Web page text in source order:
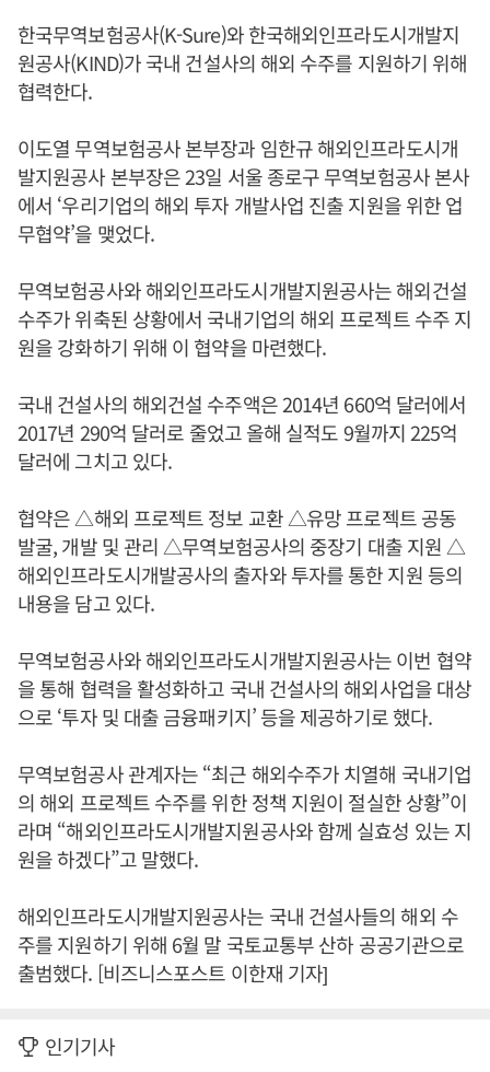
한국무역보험공사(K-Sure)와 한국해외인프라도시개발지
원공사(KIND)가 국내 건설사의 해외 수주를 지원하기 위해
협력한다.
이도열 무역보험공사 본부장과 임한규 해외인프라도시개
발지원공사 본부장은 23일 서울 종로구 무역보험공사 본사
에서 ‘우리기업의 해외 투자 개발사업 진출 지원을 위한 업
무협약’을 맺었다.
무역보험공사와 해외인프라도시개발지원공사는 해외건설
수주가 위축된 상황에서 국내기업의 해외 프로젝트 수주 지
원을 강화하기 위해 이 협약을 마련했다.
국내 건설사의 해외건설 수주액은 2014년 660억 달러에서
2017년 290억 달러로 줄었고 올해 실적도 9월까지 225억
달러에 그치고 있다.
협약은 △해외 프로젝트 정보 교환 △유망 프로젝트 공동
발굴, 개발 및 관리 △무역보험공사의 중장기 대출 지원 △
해외인프라도시개발공사의 출자와 투자를 통한 지원 등의
내용을 담고 있다.
무역보험공사와 해외인프라도시개발지원공사는 이번 협약
을 통해 협력을 활성화하고 국내 건설사의 해외사업을 대상
으로 ‘투자 및 대출 금융패키지’ 등을 제공하기로 했다.
무역보험공사 관계자는 “최근 해외수주가 치열해 국내기업
의 해외 프로젝트 수주를 위한 정책 지원이 절실한 상황”이
라며 “해외인프라도시개발지원공사와 함께 실효성 있는 지
원을 하겠다”고 말했다.
해외인프라도시개발지원공사는 국내 건설사들의 해외 수
주를 지원하기 위해 6월 말 국토교통부 산하 공공기관으로
출범했다. [비즈니스포스트 이한재 기자]
인기기사